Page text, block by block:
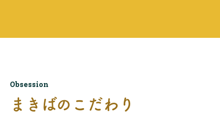
Obsession
まきばのこだわり